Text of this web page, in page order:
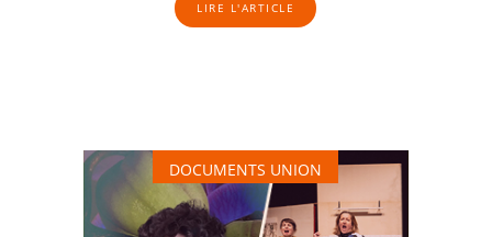
LIRE L'ARTICLE
DOCUMENTS UNION